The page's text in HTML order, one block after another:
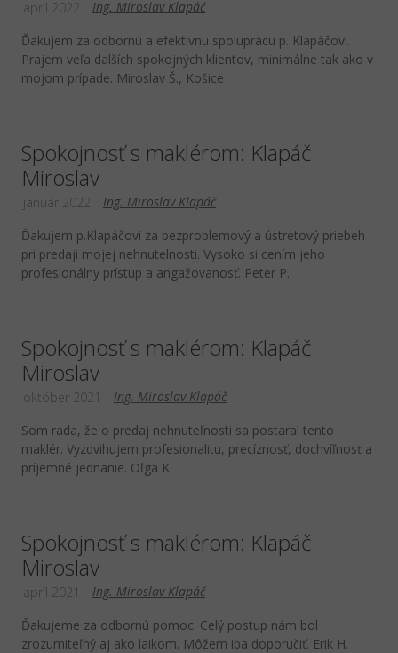
Ing. Miroslav Klapáč
apríl 2022
Ďakujem za odbornú a efektívnu spoluprácu p. Klapáčovi.
Prajem veľa dalších spokojných klientov, minimálne tak ako v
mojom prípade. Miroslav Š., Košice
Spokojnosť s maklérom: Klapáč
Miroslav
Ing. Miroslav Klapáč
január 2022
Ďakujem p.Klapáčovi za bezproblemový a ústretový priebeh
pri predaji mojej nehnutelnosti. Vysoko si cením jeho
profesionálny prístup a angažovanosť. Peter P.
Spokojnosť s maklérom: Klapáč
Miroslav
Ing. Miroslav Klapáč
október 2021
Som rada, že o predaj nehnuteľnosti sa postaral tento
maklér. Vyzdvihujem profesionalitu, precíznosť, dochvíľnosť a
príjemné jednanie. Oľga K.
Spokojnosť s maklérom: Klapáč
Miroslav
Ing. Miroslav Klapáč
apríl 2021
Ďakujeme za odbornú pomoc. Celý postup nám bol
zrozumiteľný aj ako laikom. Môžem iba doporučiť. Erik H.